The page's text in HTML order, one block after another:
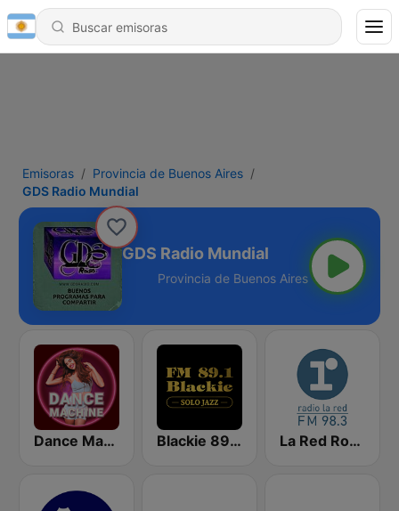
Emisoras
Provincia de Buenos Aires
GDS Radio Mundial
GDS Radio Mundial
Aires - Online
Dance Machine Blackie 89.1 FM La Red Rosario